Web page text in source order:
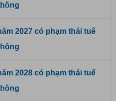
2027 có phạm thái tuế
2028 có phạm thái tuế